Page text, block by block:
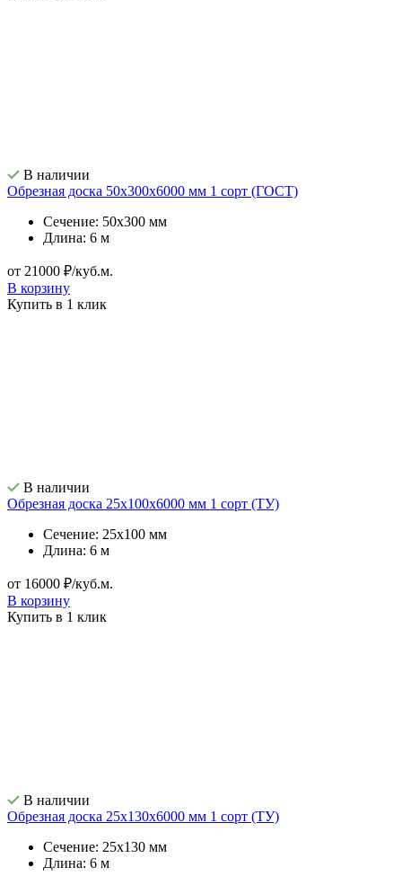
В наличии
Обрезная доска 50х300х6000 мм 1 сорт (ГОСТ)
Сечение: 50х300 мм
Длина: 6 м
от 21000 ₽/куб.м.
В корзину
Купить в 1 клик
В наличии
Обрезная доска 25х100х6000 мм 1 сорт (ТУ)
Сечение: 25х100 мм
Длина: 6 м
от 16000 ₽/куб.м.
В корзину
Купить в 1 клик
В наличии
Обрезная доска 25х130х6000 мм 1 сорт (ТУ)
Сечение: 25х130 мм
Длина: 6 м